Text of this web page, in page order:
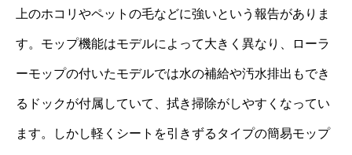
上のホコリやペットの毛などに強いという報告がありま
す。モップ機能はモデルによって大きく異なり、ローラ
ーモップの付いたモデルでは水の補給や汚水排出もでき
るドックが付属していて、拭き掃除がしやすくなってい
ます。しかし軽くシートを引きずるタイプの簡易モップ